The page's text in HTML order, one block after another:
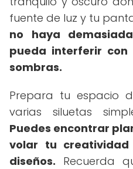
fuente de luz y tu
no haya
pueda interferir
sombras.
Prepara tu espacio
varias siluetas
Puedes encontrar
volar tu
diseños. Recuerda